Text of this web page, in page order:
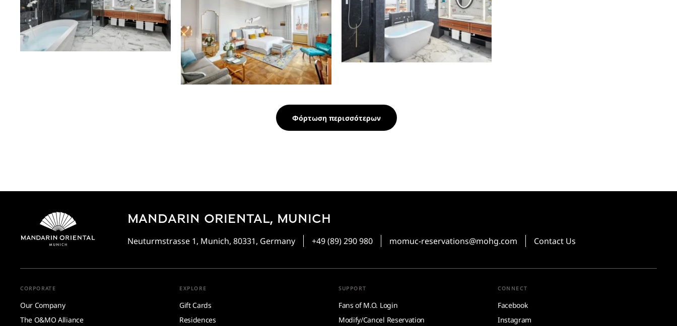
Φόρτωση περισσότερων
MANDARIN ORIENTAL, MUNICH
Neuturmstrasse 1, Munich, 80331, Germany +49 (89) 290 980 momuc-reservations@mohg.com Contact Us
CORPORATE
Our Company
The O&MO Alliance
EXPLORE
Gift Cards
Residences
SUPPORT
Fans of M.O. Login
Modify/Cancel Reservation
CONNECT
Facebook
Instagram